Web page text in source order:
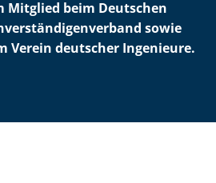
Mitglied beim Deutschen
sowie
Verein deutscher Ingenieure.